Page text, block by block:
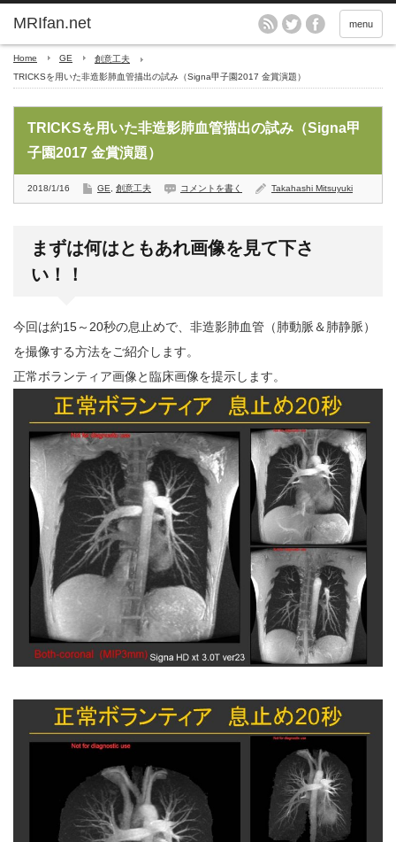
MRIfan.net menu
Home GE
創意工夫
TRICKSを用いた非造影肺血管描出の試み（Signa甲子園2017 金賞演題）
TRICKSを用いた非造影肺血管描出の試み（Signa甲
子園2017 金賞演題）
2018/1/16 GE 創意工夫 コメントを書く Takahashi Mitsuyuki
まずは何はともあれ画像を見て下さ
い！！
今回は約15～20秒の息止めで、非造影肺血管（肺動脈＆肺静脈）
を撮像する方法をご紹介します。
正常ボランティア画像と臨床画像を提示します。